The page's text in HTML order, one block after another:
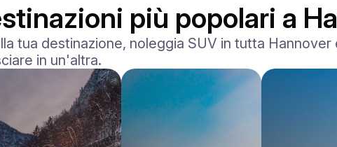
più popolari a
tua destinazione, noleggia SUV in tutta
in un'altra.